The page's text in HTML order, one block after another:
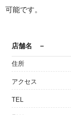
可能です。
店舗名 －
住所
アクセス
TEL